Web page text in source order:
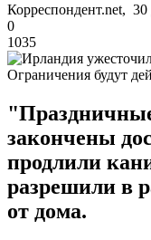
Корреспондент.net, 30
0
1035
Ограничения будут
закончены
продлили
разрешили в
от дома.